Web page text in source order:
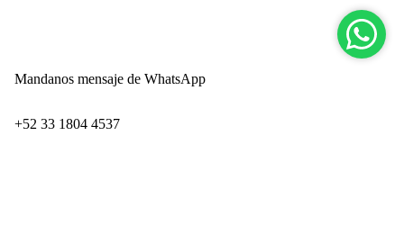
Mandanos mensaje de WhatsApp
‪+52 33 1804 4537‬